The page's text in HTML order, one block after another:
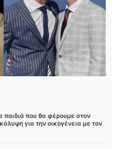
που θα φέρουμε στον
για την οικογένεια με τον